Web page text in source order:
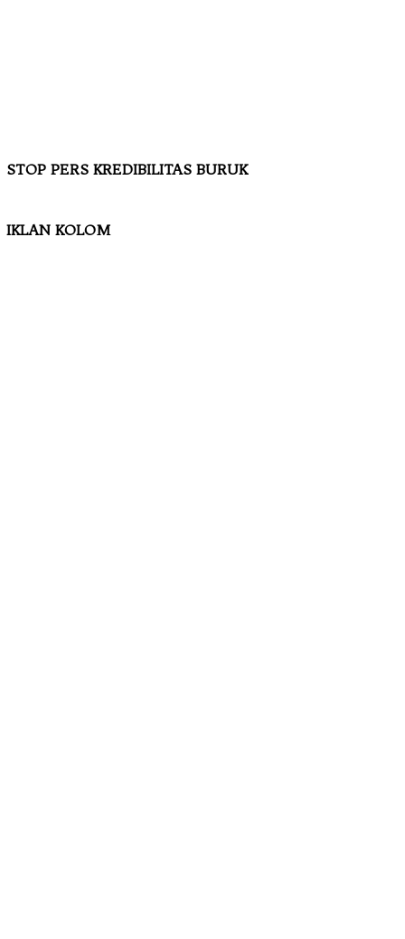
STOP PERS KREDIBILITAS BURUK
IKLAN KOLOM